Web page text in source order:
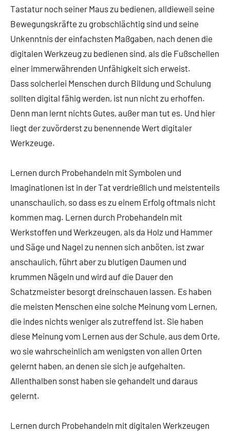
Tastatur noch seiner Maus zu bedienen, alldieweil seine
Bewe­gungs­kräfte zu grobschlächtig sind und seine
Unkenntnis der einfachsten Maßgaben, nach de­nen die
digitalen Werkzeug zu bedienen sind, als die Fußschellen
einer immerwährenden Unfähig­keit sich erweist.
Dass solcherlei Menschen durch Bildung und Schulung
sollten digital fähig werden, ist nun nicht zu erhoffen.
Denn man lernt nichts Gutes, außer man tut es. Und hier
liegt der zuvörderst zu benen­nende Wert digitaler
Werkzeuge.
Lernen durch Probehandeln mit Symbolen und
Imaginationen ist in der Tat verdrießlich und meistenteils
unanschaulich, so dass es zu einem Erfolg oftmals nicht
kommen mag. Lernen durch Probehandeln mit
Werkstoffen und Werkzeugen, als da Holz und Hammer
und Säge und Nagel zu nennen sich anböten, ist zwar
anschaulich, führt aber zu blutigen Daumen und
krummen Nä­geln und wird auf die Dauer den
Schatzmeister besorgt dreinschauen lassen. Es haben
die meisten Menschen eine solche Meinung vom Lernen,
die indes nichts weniger als zutreffend ist. Sie haben
diese Meinung vom Lernen aus der Schule, aus dem Orte,
wo sie wahrscheinlich am wenigsten von allen Orten
gelernt haben, an denen sie sich je aufgehalten.
Allenthalben sonst haben sie gehan­delt und daraus
gelernt.
Lernen durch Probehandeln mit digitalen Werkzeugen